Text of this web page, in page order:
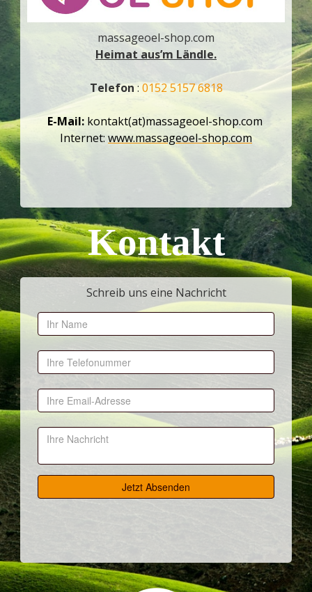
massageoel-shop.com
Heimat aus’m Ländle.
Telefon: 0152 5157 6818
E-Mail: kontakt(at)massageoel-shop.com
Internet: www.massageoel-shop.com
Kontakt
Schreib uns eine Nachricht